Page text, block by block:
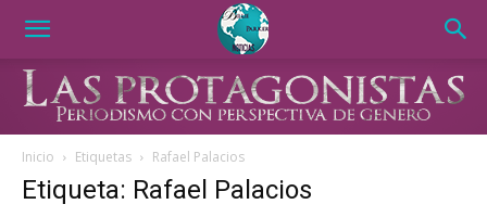
Inicio Etiquetas Rafael Palacios
Etiqueta: Rafael Palacios